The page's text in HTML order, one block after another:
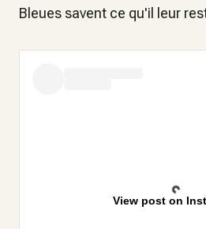
Bleues savent ce qu'il leur
View post on